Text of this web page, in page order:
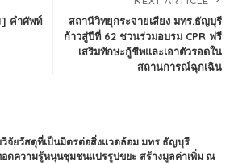
คำศัพท์
สถานีวิทยุกระจายเสียง มทร.ธัญบุรี
ก้าวสู่ปีที่ 62 ชวนร่วมอบรม CPR ฟรี
เสริมทักษะกู้ชีพและเอาตัวรอดใน
สถานการณ์ฉุกเฉิน
จัยวัสดุที่เป็นมิตรต่อสิ่งแวดล้อม มทร.ธัญบุรี
อดความรู้หนุนชุมชนแปรรูปขยะ สร้างมูลค่าเพิ่ม ณ